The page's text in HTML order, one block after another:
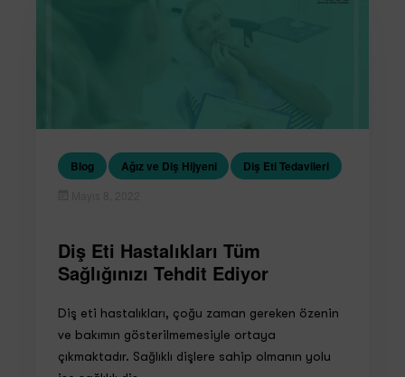
Blog Ağız ve Diş Hijyeni Diş Eti Tedavileri
Diş Eti Hastalıkları Tüm
Sağlığınızı Tehdit Ediyor
Diş eti hastalıkları, çoğu zaman gereken özenin
ve bakımın gösterilmemesiyle ortaya
çıkmaktadır. Sağlıklı dişlere sahip olmanın yolu